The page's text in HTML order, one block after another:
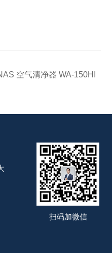
空气清净器 WA-150HI
扫码加微信